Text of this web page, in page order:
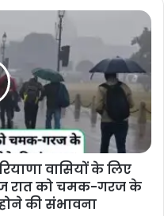
धूल चटाने के लिए
15 और 15 Pro,
लैस
वासियों के लिए
रात को चमक-गरज के
की संभावना